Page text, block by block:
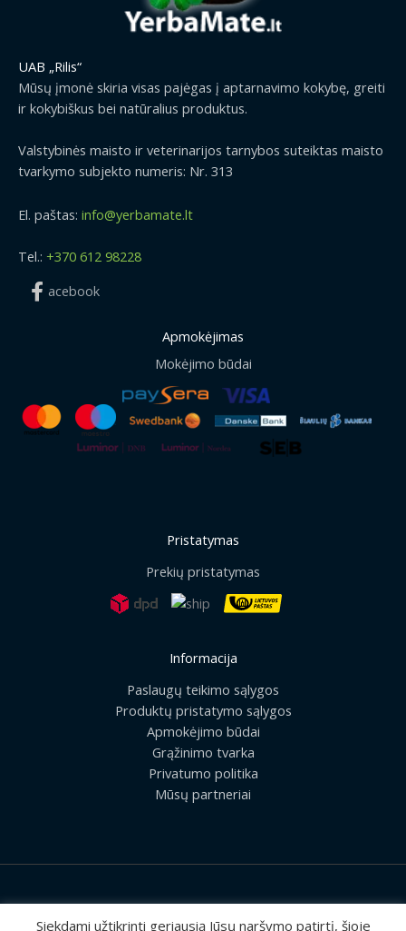
UAB „Rilis“
Mūsų įmonė skiria visas pajėgas į aptarnavimo kokybę, greiti
ir kokybiškus bei natūralius produktus.
Valstybinės maisto ir veterinarijos tarnybos suteiktas maisto
tvarkymo subjekto numeris: Nr. 313
El. paštas: info@yerbamate.lt
Tel.: +370 612 98228
acebook
Apmokėjimas
Mokėjimo būdai
Pristatymas
Prekių pristatymas
Informacija
Paslaugų teikimo sąlygos
Produktų pristatymo sąlygos
Apmokėjimo būdai
Grąžinimo tvarka
Privatumo politika
Mūsų partneriai
2026 © Visos teisės saugomos | UAB „Rilis“
Siekdami užtikrinti geriausią Jūsų naršymo patirtį, šioje